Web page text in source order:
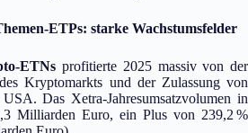
starke Wachstumsfelder
profitierte 2025 massiv von der
Kryptomarkts und der Zulassung von
Das Xetra‑Jahresumsatzvolumen in
Milliarden Euro, ein Plus von 239,2 %